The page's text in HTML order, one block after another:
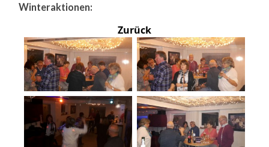
Winteraktionen:
Zurück